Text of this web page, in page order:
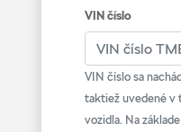
VIN číslo
VIN číslo sa
taktiež uvedené v
vozidla. Na